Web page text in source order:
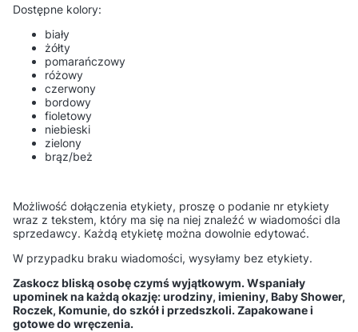
Dostępne kolory:
biały
żółty
pomarańczowy
różowy
czerwony
bordowy
fioletowy
niebieski
zielony
brąz/beż
Możliwość dołączenia etykiety, proszę o podanie nr etykiety
wraz z tekstem, który ma się na niej znaleźć w wiadomości dla
sprzedawcy. Każdą etykietę można dowolnie edytować.
W przypadku braku wiadomości, wysyłamy bez etykiety.
Zaskocz bliską osobę czymś wyjątkowym. Wspaniały
upominek na każdą okazję: urodziny, imieniny, Baby Shower,
Roczek, Komunie, do szkół i przedszkoli. Zapakowane i
gotowe do wręczenia.